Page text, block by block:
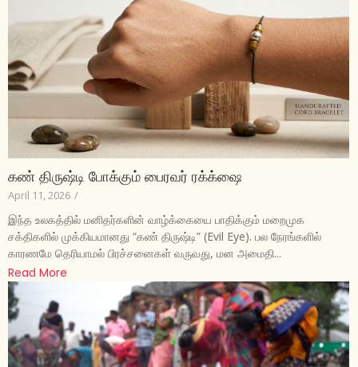
கண் திருஷ்டி போக்கும் பைரவர் ரக்க்ஷை
April 11, 2026 /
இந்த உலகத்தில் மனிதர்களின் வாழ்க்கையை பாதிக்கும் மறைமுக
சக்திகளில் முக்கியமானது “கண் திருஷ்டி” (Evil Eye). பல நேரங்களில்
காரணமே தெரியாமல் பிரச்சனைகள் வருவது, மன அமைதி...
Read More